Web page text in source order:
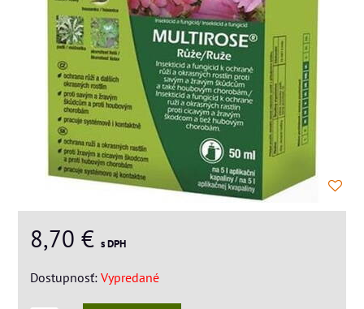
8,70 € s DPH
Dostupnosť: Vypredané